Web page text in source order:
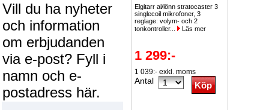
Vill du ha nyheter
och information
om erbjudanden
via e-post? Fyll i
namn och e-
postadress här.
Elgitarr al/lönn stratocaster 3
singlecoil mikrofoner, 3
reglage: volym- och 2
tonkontroller...
Läs mer
1 299:-
1 039:- exkl. moms
Antal